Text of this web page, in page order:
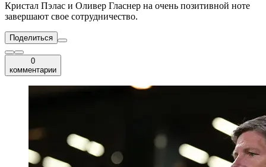
Кристал Пэлас и Оливер Гласнер на очень позитивной ноте
завершают свое сотрудничество.
Поделиться
0
комментарии